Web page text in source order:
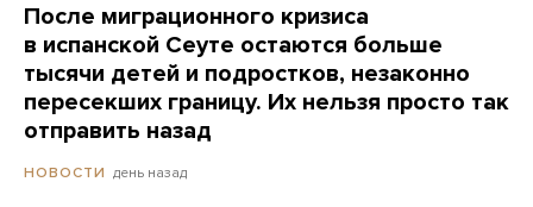
После миграционного кризиса
в испанской Сеуте остаются больше
тысячи детей и подростков, незаконно
пересекших границу. Их нельзя просто так
отправить назад
НОВОСТИ день назад